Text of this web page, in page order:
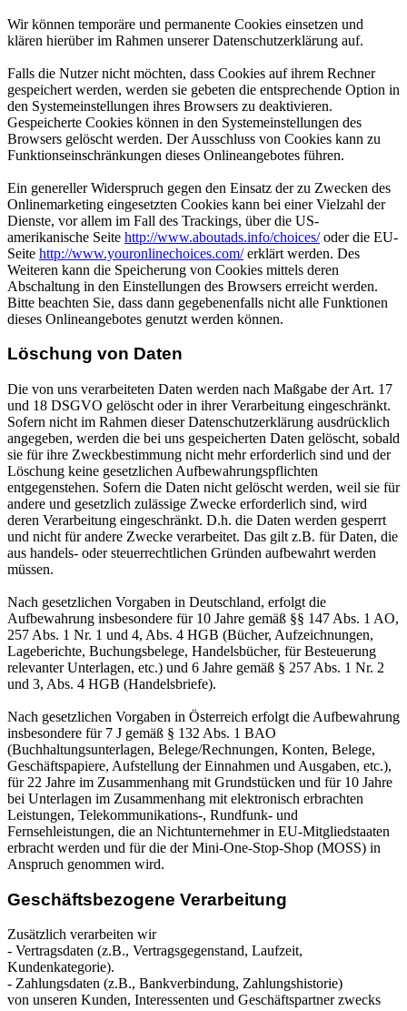
Wir können temporäre und permanente Cookies einsetzen und
klären hierüber im Rahmen unserer Datenschutzerklärung auf.
Falls die Nutzer nicht möchten, dass Cookies auf ihrem Rechner
gespeichert werden, werden sie gebeten die entsprechende Option in
den Systemeinstellungen ihres Browsers zu deaktivieren.
Gespeicherte Cookies können in den Systemeinstellungen des
Browsers gelöscht werden. Der Ausschluss von Cookies kann zu
Funktionseinschränkungen dieses Onlineangebotes führen.
Ein genereller Widerspruch gegen den Einsatz der zu Zwecken des
Onlinemarketing eingesetzten Cookies kann bei einer Vielzahl der
Dienste, vor allem im Fall des Trackings, über die US-
amerikanische Seite http://www.aboutads.info/choices/oder die EU-
Seite http://www.youronlinechoices.com/erklärt werden. Des
Weiteren kann die Speicherung von Cookies mittels deren
Abschaltung in den Einstellungen des Browsers erreicht werden.
Bitte beachten Sie, dass dann gegebenenfalls nicht alle Funktionen
dieses Onlineangebotes genutzt werden können.
Löschung von Daten
Die von uns verarbeiteten Daten werden nach Maßgabe der Art. 17
und 18 DSGVO gelöscht oder in ihrer Verarbeitung eingeschränkt.
Sofern nicht im Rahmen dieser Datenschutzerklärung ausdrücklich
angegeben, werden die bei uns gespeicherten Daten gelöscht, sobald
sie für ihre Zweckbestimmung nicht mehr erforderlich sind und der
Löschung keine gesetzlichen Aufbewahrungspflichten
entgegenstehen. Sofern die Daten nicht gelöscht werden, weil sie für
andere und gesetzlich zulässige Zwecke erforderlich sind, wird
deren Verarbeitung eingeschränkt. D.h. die Daten werden gesperrt
und nicht für andere Zwecke verarbeitet. Das gilt z.B. für Daten, die
aus handels- oder steuerrechtlichen Gründen aufbewahrt werden
müssen.
Nach gesetzlichen Vorgaben in Deutschland, erfolgt die
Aufbewahrung insbesondere für 10 Jahre gemäß §§ 147 Abs. 1 AO,
257 Abs. 1 Nr. 1 und 4, Abs. 4 HGB (Bücher, Aufzeichnungen,
Lageberichte, Buchungsbelege, Handelsbücher, für Besteuerung
relevanter Unterlagen, etc.) und 6 Jahre gemäß § 257 Abs. 1 Nr. 2
und 3, Abs. 4 HGB (Handelsbriefe).
Nach gesetzlichen Vorgaben in Österreich erfolgt die Aufbewahrung
insbesondere für 7 J gemäß § 132 Abs. 1 BAO
(Buchhaltungsunterlagen, Belege/Rechnungen, Konten, Belege,
Geschäftspapiere, Aufstellung der Einnahmen und Ausgaben, etc.),
für 22 Jahre im Zusammenhang mit Grundstücken und für 10 Jahre
bei Unterlagen im Zusammenhang mit elektronisch erbrachten
Leistungen, Telekommunikations-, Rundfunk- und
Fernsehleistungen, die an Nichtunternehmer in EU-Mitgliedstaaten
erbracht werden und für die der Mini-One-Stop-Shop (MOSS) in
Anspruch genommen wird.
Geschäftsbezogene Verarbeitung
Zusätzlich verarbeiten wir
- Vertragsdaten (z.B., Vertragsgegenstand, Laufzeit,
Kundenkategorie).
- Zahlungsdaten (z.B., Bankverbindung, Zahlungshistorie)
von unseren Kunden, Interessenten und Geschäftspartner zwecks